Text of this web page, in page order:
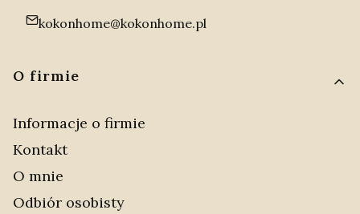
kokonhome@kokonhome.pl
Linki w stopce
O firmie
Informacje o firmie
Kontakt
O mnie
Odbiór osobisty